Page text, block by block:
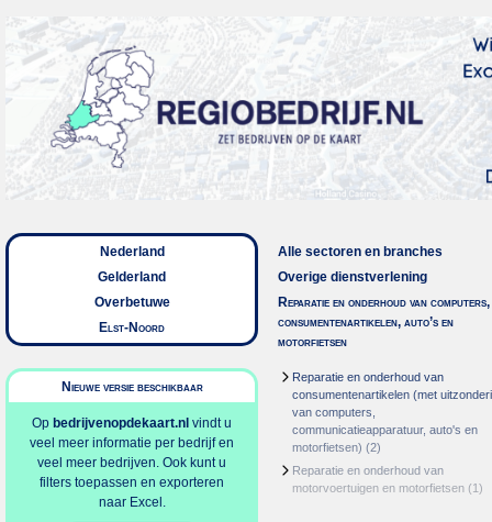
Nederland
Gelderland
Overbetuwe
Elst-Noord
Nieuwe versie beschikbaar
Op bedrijvenopdekaart.nl vindt u
veel meer informatie per bedrijf en
veel meer bedrijven. Ook kunt u
filters toepassen en exporteren
naar Excel.
Alle sectoren en branches
Overige dienstverlening
Reparatie en onderhoud van computers,
consumentenartikelen, auto’s en
motorfietsen
Reparatie en onderhoud van
consumentenartikelen (met
van computers,
communicatieapparatuur, auto's en
motorfietsen) (2)
Reparatie en onderhoud van
motorvoertuigen en motorfietsen (1)